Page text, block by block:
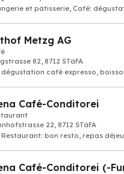
et pâtisserie, Café:
Metzg AG
82, 8712 STäFA
dégustation café expresso,
Café-Conditorei
22, 8712 STäFA
Restaurant: bon resto, repas
Café-Conditorei (-